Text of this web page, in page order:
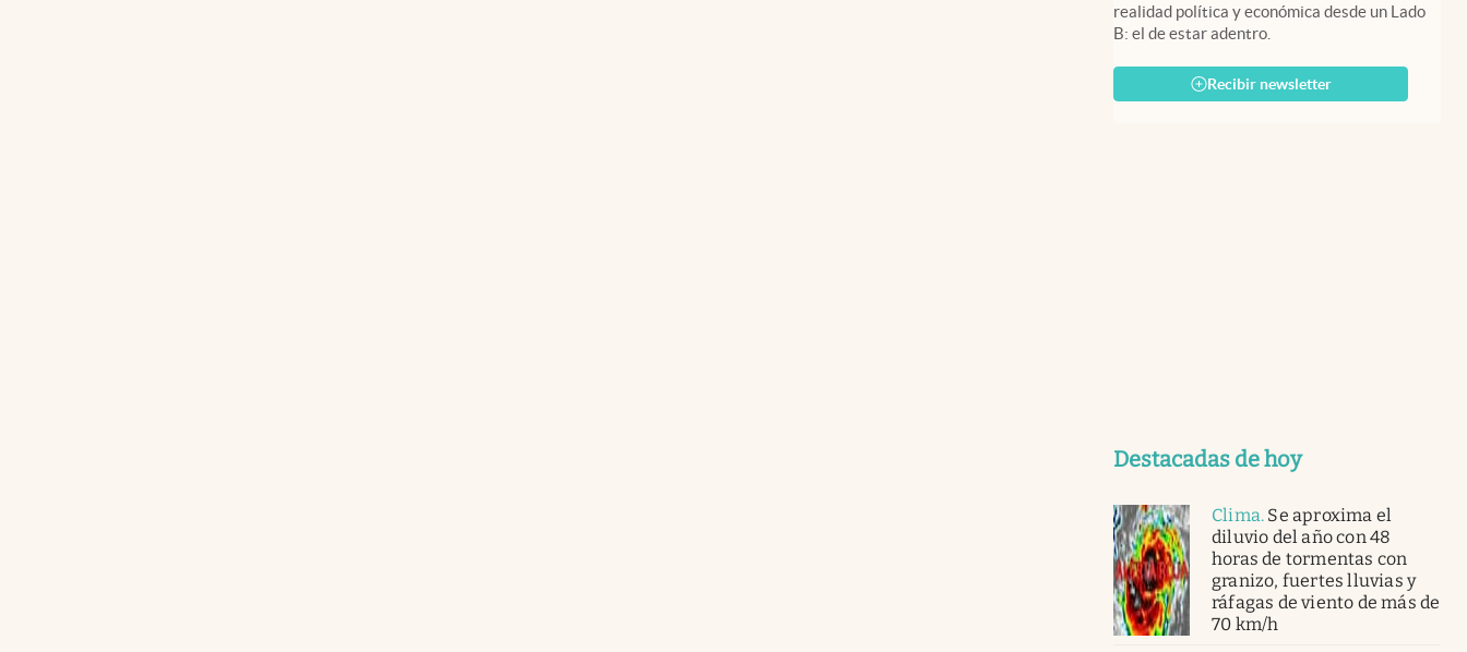
realidad política y económica desde un Lado
B: el de estar adentro.
Recibir newsletter
Destacadas de hoy
Clima. Se aproxima el
diluvio del año con 48
horas de tormentas con
granizo, fuertes lluvias y
ráfagas de viento de más de
70 km/h